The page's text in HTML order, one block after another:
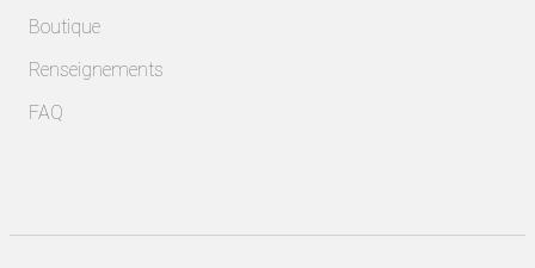
Boutique
Renseignements
FAQ